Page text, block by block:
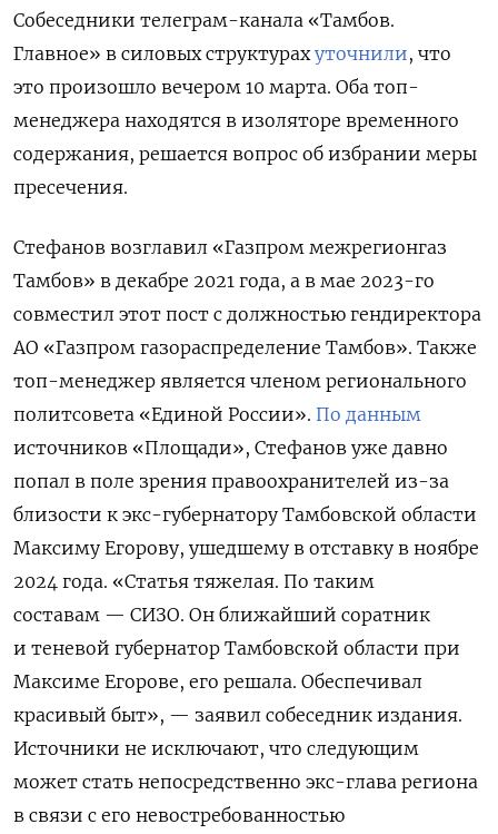
Собеседники телеграм-канала «Тамбов.
Главное» в силовых структурахуточнили, что
это произошло вечером 10 марта. Оба топ-
менеджера находятся в изоляторе временного
содержания, решается вопрос об избрании меры
пресечения.
Стефанов возглавил «Газпром межрегионгаз
Тамбов» в декабре 2021 года, а в мае 2023-го
совместил этот пост с должностью гендиректора
АО «Газпром газораспределение Тамбов». Также
топ-менеджер является членом регионального
политсовета «Единой России». По данным
источников «Площади», Стефанов уже давно
попал в поле зрения правоохранителей из-за
близости к экс-губернатору Тамбовской области
Максиму Егорову, ушедшему в отставку в ноябре
2024 года. «Статья тяжелая. По таким
составам — СИЗО. Он ближайший соратник
и теневой губернатор Тамбовской области при
Максиме Егорове, его решала. Обеспечивал
красивый быт», — заявил собеседник издания.
Источники не исключают, что следующим
может стать непосредственно экс-глава региона
в связи с его невостребованностью